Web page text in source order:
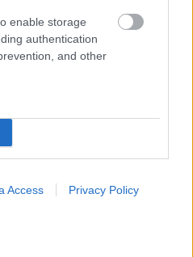
enable storage
authentication
and other
Access Privacy Policy
Γυναίκες και πνεύμονες:
Πιο ευάλωτες στη ΧΑΠ
και λιγότερο